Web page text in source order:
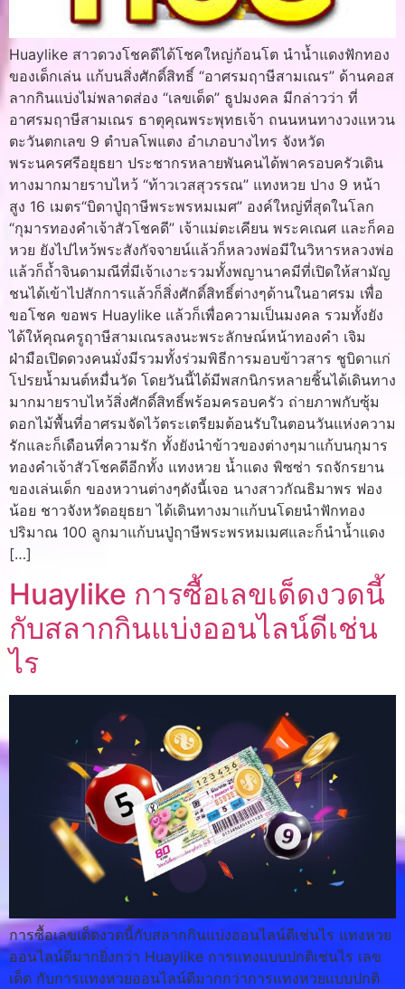
Huaylike สาวดวงโชคดีได้โชคใหญ่ก้อนโต นำน้ำแดงฟักทอง
ของเด็กเล่น แก้บนสิ่งศักดิ์สิทธิ์ “อาศรมฤาษีสามเณร” ด้านคอส
ลากกินแบ่งไม่พลาดส่อง “เลขเด็ด” ธูปมงคล มีกล่าวว่า ที่
อาศรมฤาษีสามเณร ธาตุคุณพระพุทธเจ้า ถนนหนทางวงแหวน
ตะวันตกเลข 9 ตำบลโพแตง อำเภอบางไทร จังหวัด
พระนครศรีอยุธยา ประชากรหลายพันคนได้พาครอบครัวเดิน
ทางมากมายราบไหว้ “ท้าวเวสสุวรรณ” แทงหวย ปาง 9 หน้า
สูง 16 เมตร“บิดาปู่ฤาษีพระพรหมเมศ” องค์ใหญ่ที่สุดในโลก
“กุมารทองคำเจ้าสัวโชคดี” เจ้าแม่ตะเคียน พระคเณศ และก็คอ
หวย ยังไปไหว้พระสังกัจจายน์แล้วก็หลวงพ่อมีในวิหารหลวงพ่อ
แล้วก็ถ้ำจินดามณีที่มีเจ้าเงาะรวมทั้งพญานาคมีที่เปิดให้สามัญ
ชนได้เข้าไปสักการแล้วก็สิ่งศักดิ์สิทธิ์ต่างๆด้านในอาศรม เพื่อ
ขอโชค ขอพร Huaylike แล้วก็เพื่อความเป็นมงคล รวมทั้งยัง
ได้ให้คุณครูฤาษีสามเณรลงนะพระลักษณ์หน้าทองคำ เจิม
ฝ่ามือเปิดดวงคนมั่งมีรวมทั้งร่วมพิธีการมอบข้าวสาร ชูบิดาแก่
โปรยน้ำมนต์หมื่นวัด โดยวันนี้ได้มีพสกนิกรหลายชิ้นได้เดินทาง
มากมายราบไหว้สิ่งศักดิ์สิทธิ์พร้อมครอบครัว ถ่ายภาพกับซุ้ม
ดอกไม้พื้นที่อาศรมจัดไว้ตระเตรียมต้อนรับในตอนวันแห่งความ
รักและก็เดือนที่ความรัก ทั้งยังนำข้าวของต่างๆมาแก้บนกุมาร
ทองคำเจ้าสัวโชคดีอีกทั้ง แทงหวย น้ำแดง พิซซ่า รถจักรยาน
ของเล่นเด็ก ของหวานต่างๆดังนี้เจอ นางสาวกัณธิมาพร ฟอง
น้อย ชาวจังหวัดอยุธยา ได้เดินทางมาแก้บนโดยนำฟักทอง
ปริมาณ 100 ลูกมาแก้บนปู่ฤาษีพระพรหมเมศและก็นำน้ำแดง
[…]
Huaylike การซื้อเลขเด็ดงวดนี้
กับสลากกินแบ่งออนไลน์ดีเช่น
ไร
การซื้อเลขเด็ดงวดนี้กับสลากกินแบ่งออนไลน์ดีเช่นไร แทงหวย
ออนไลน์ดีมากยิ่งกว่า Huaylike การแทงแบบปกติเช่นไร เลข
เด็ด กับการแทงหวยออนไลน์ดีมากกว่าการแทงหวยแบบปกติ